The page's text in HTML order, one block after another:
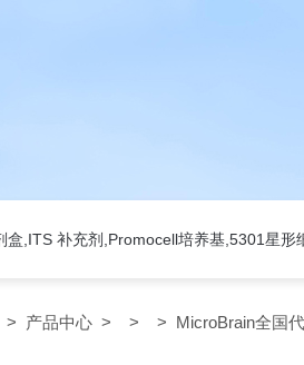
盒,ITS 补充剂,Promocell培养基,5301星形
> 产品中心 > > > MicroBrain全国